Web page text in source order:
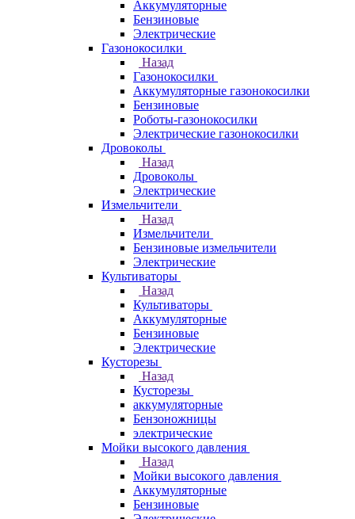
Аккумуляторные
Бензиновые
Электрические
Газонокосилки
Назад
Газонокосилки
Аккумуляторные газонокосилки
Бензиновые
Роботы-газонокосилки
Электрические газонокосилки
Дровоколы
Назад
Дровоколы
Электрические
Измельчители
Назад
Измельчители
Бензиновые измельчители
Электрические
Культиваторы
Назад
Культиваторы
Аккумуляторные
Бензиновые
Электрические
Кусторезы
Назад
Кусторезы
аккумуляторные
Бензоножницы
электрические
Мойки высокого давления
Назад
Мойки высокого давления
Аккумуляторные
Бензиновые